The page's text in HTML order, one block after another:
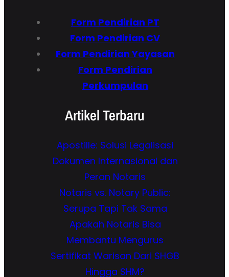
Form Pendirian PT
Form Pendirian CV
Form Pendirian Yayasan
Form Pendirian
Perkumpulan
Artikel Terbaru
Apostille: Solusi Legalisasi
Dokumen Internasional dan
Peran Notaris
Notaris vs. Notary Public:
Serupa Tapi Tak Sama
Apakah Notaris Bisa
Membantu Mengurus
Sertifikat Warisan Dari SHGB
Hingga SHM?